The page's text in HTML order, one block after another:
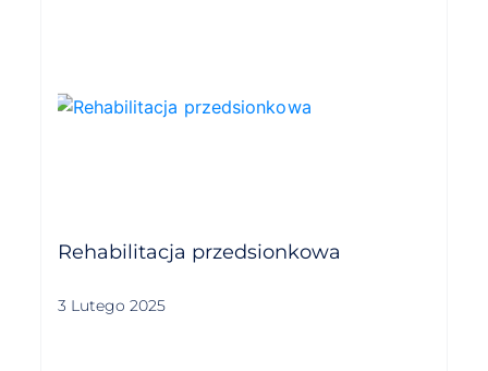
Rehabilitacja przedsionkowa
3 Lutego 2025